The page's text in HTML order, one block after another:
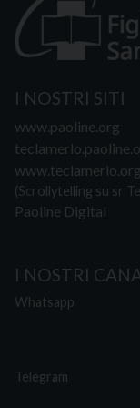
I NOSTRI SITI
www.paoline.org
www.teclamerlo.org
(Scrollytelling su sr
Paoline Digital
I NOSTRI
Whatsapp
Telegram